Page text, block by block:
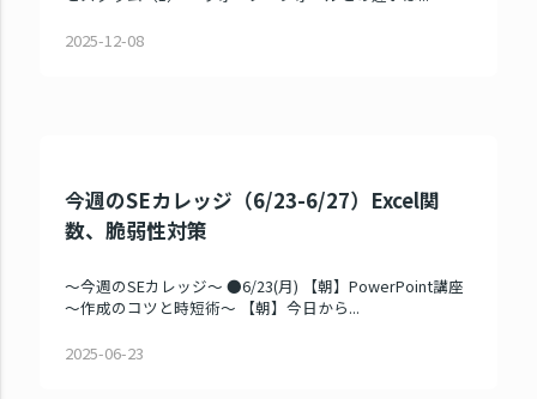
2025-12-08
今週のSEカレッジ（6/23-6/27）Excel関
数、脆弱性対策
～今週のSEカレッジ～ ●6/23(月) 【朝】PowerPoint講座
～作成のコツと時短術～ 【朝】今日から...
2025-06-23